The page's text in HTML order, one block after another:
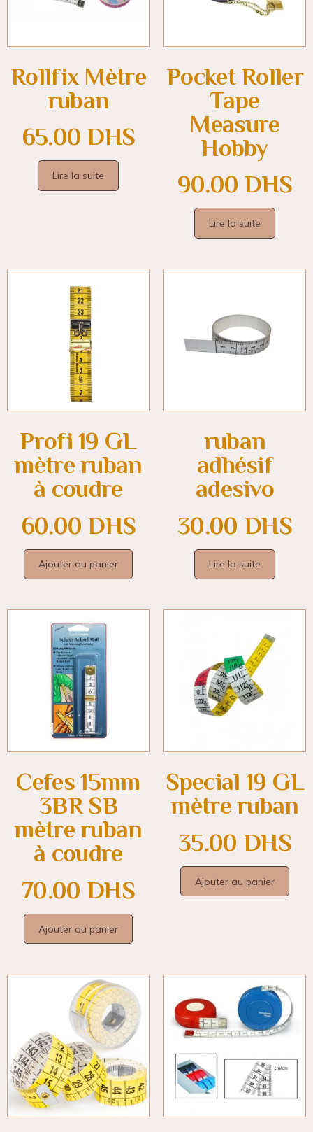
Rollfix Mètre
ruban
65.00 DHS
Lire la suite
Pocket Roller
Tape
Measure
Hobby
90.00 DHS
Lire la suite
Profi 19 GL
mètre ruban
à coudre
60.00 DHS
Ajouter au panier
ruban
adhésif
adesivo
30.00 DHS
Lire la suite
Cefes 15mm
3BR SB
mètre ruban
à coudre
70.00 DHS
Ajouter au panier
Special 19 GL
mètre ruban
35.00 DHS
Ajouter au panier